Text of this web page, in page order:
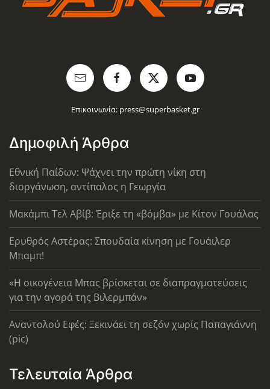
Επικοινωνία: press@superbasket.gr
Δημοφιλή Άρθρα
Εθνική Παίδων: Ψάχνει την πρώτη νίκη στη
διοργάνωση, αντίπαλος η Γεωργία
Μακάμπι Τελ Αβίβ: Έριξε τη «βόμβα» με Κίτον Γουάλας
Ερυθρός Αστέρας: Σπουδαία κίνηση με Γουάιλερ
Μπαμπ!
«Η οικογένεια Μπας βρίσκεται σε διαπραγματεύσεις
για την αγορά της Βιλερμπάν»
Αναντολού Εφές: Ξεκινάει τη σεζόν χωρίς Παπαγιάννη
(pic)
Τελευταία Άρθρα